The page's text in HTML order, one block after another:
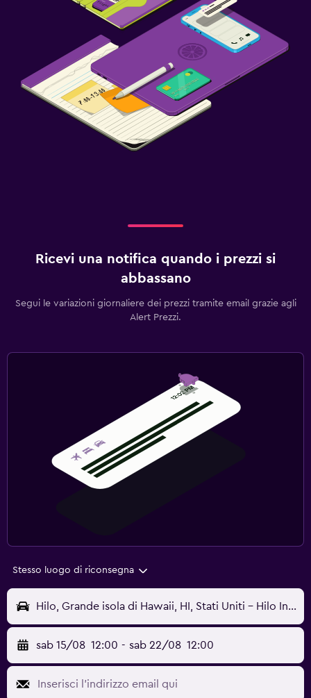
Ricevi una notifica quando i prezzi si
abbassano
Segui le variazioni giornaliere dei prezzi tramite email grazie agli
Alert Prezzi.
Stesso luogo di riconsegna
Hilo, Grande isola di Hawaii, HI, Stati Uniti - Hilo Intl (ITO)
sab 15/08 12:00 - sab 22/08 12:00